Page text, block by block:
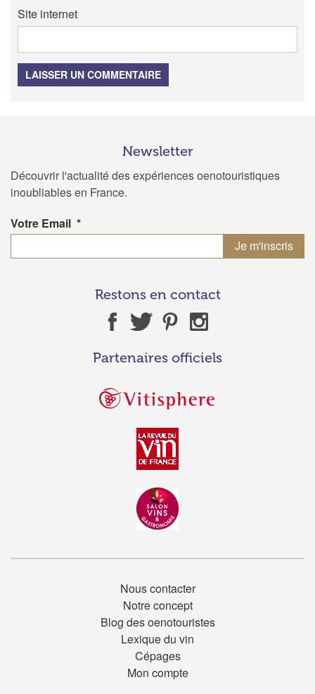
Site internet
LAISSER UN COMMENTAIRE
Newsletter
Découvrir l'actualité des expériences oenotouristiques
inoubliables en France.
Votre Email *
Restons en contact
Partenaires officiels
Nous contacter
Notre concept
Blog des oenotouristes
Lexique du vin
Cépages
Mon compte